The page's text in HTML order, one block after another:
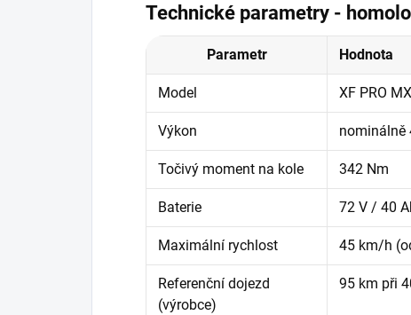
Technické parametry -
Parametr Hodnota
Model XF PRO
Výkon nominálně
Točivý moment na kole 342 Nm
Baterie 72 V / 40
Maximální rychlost 45 km/h
Referenční dojezd
(výrobce)
95 km při